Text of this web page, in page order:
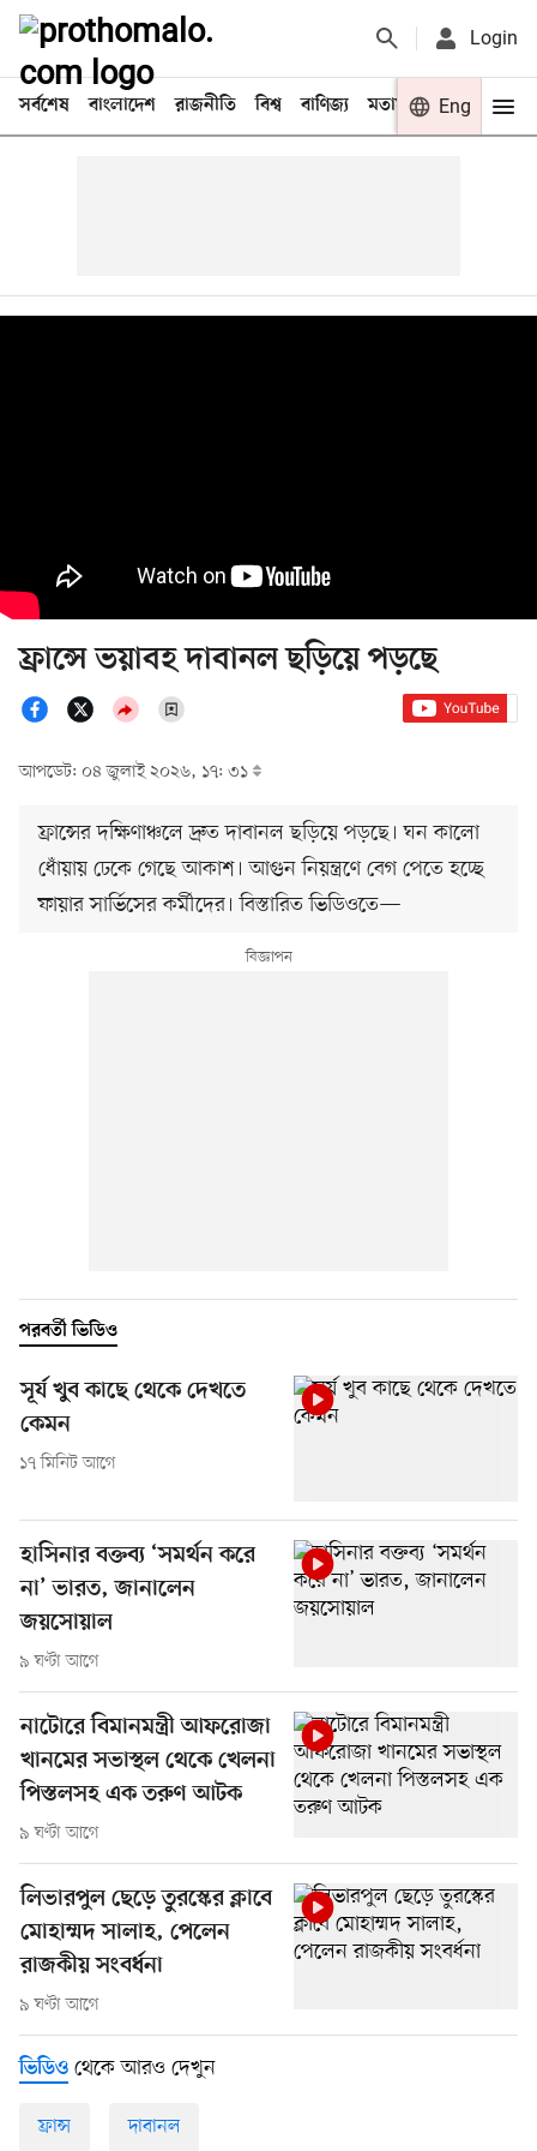
Login
সর্বশেষ বাংলাদেশ রাজনীতি বিশ্ব বাণিজ্য মতামত খেলা
Eng
ফ্রান্সে ভয়াবহ দাবানল ছড়িয়ে পড়ছে
আপডেট: ০৪ জুলাই ২০২৬, ১৭: ৩১
ফ্রান্সের দক্ষিণাঞ্চলে দ্রুত দাবানল ছড়িয়ে পড়ছে। ঘন কালো
ধোঁয়ায় ঢেকে গেছে আকাশ। আগুন নিয়ন্ত্রণে বেগ পেতে হচ্ছে
ফায়ার সার্ভিসের কর্মীদের। বিস্তারিত ভিডিওতে—
পরবর্তী ভিডিও
সূর্য খুব কাছে থেকে দেখতে
কেমন
১৭ মিনিট আগে
হাসিনার বক্তব্য ‘সমর্থন করে
না’ ভারত, জানালেন
জয়সোয়াল
৯ ঘণ্টা আগে
নাটোরে বিমানমন্ত্রী আফরোজা
খানমের সভাস্থল থেকে খেলনা
পিস্তলসহ এক তরুণ আটক
৯ ঘণ্টা আগে
লিভারপুল ছেড়ে তুরস্কের ক্লাবে
মোহাম্মদ সালাহ, পেলেন
রাজকীয় সংবর্ধনা
৯ ঘণ্টা আগে
ভিডিও থেকে আরও দেখুন
ফ্রান্স দাবানল